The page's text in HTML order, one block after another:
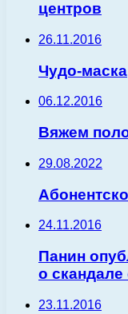
центров
26.11.2016
Чудо-маска
06.12.2016
Вяжем
29.08.2022
24.11.2016
Панин
о скандале
23.11.2016